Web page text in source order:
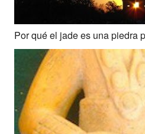
Por qué el jade es una piedra